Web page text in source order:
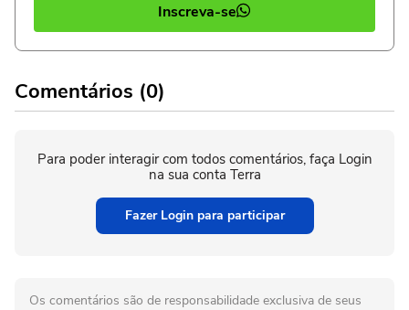
Inscreva-se
Comentários (0)
Para poder interagir com todos comentários, faça Login
na sua conta Terra
Fazer Login para participar
Os comentários são de responsabilidade exclusiva de seus